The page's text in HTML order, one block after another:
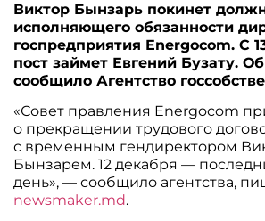
Виктор Бынзарь покинет
исполняющего обязанности
госпредприятия Energocom. С
пост займет Евгений Бузату.
сообщило Агентство
«Совет правления Energocom
о прекращении трудового
с временным гендиректором
Бынзарем. 12 декабря —
день», — сообщило агентства,
newsmaker.md.